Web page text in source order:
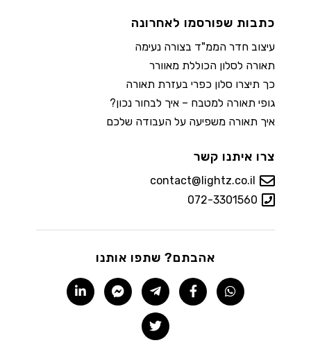
כתבות שפורסמו לאחרונה
עיצוב חדר הממ"ד בצורה נעימה
תאורה לסלון הכוללת מאוורר
כך תיצרו סלון כפרי בעזרת תאורה
גופי תאורה למטבח – איך לבחור נכון?
איך תאורה משפיעה על העבודה שלכם
צרו איתנו קשר
contact@lightz.co.il
072-3301560
אהבתם? שתפו אותנו